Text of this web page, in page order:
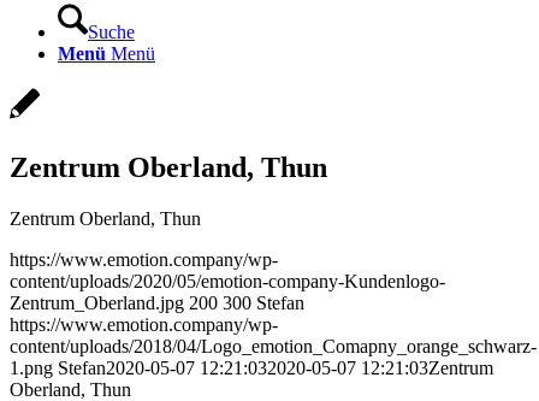
Suche
Menü Menü
Zentrum Oberland, Thun
Zentrum Oberland, Thun
https://www.emotion.company/wp-
content/uploads/2020/05/emotion-company-Kundenlogo-
Zentrum_Oberland.jpg 200 300 Stefan
https://www.emotion.company/wp-
content/uploads/2018/04/Logo_emotion_Comapny_orange_schwarz-
1.png Stefan2020-05-07 12:21:032020-05-07 12:21:03Zentrum
Oberland, Thun